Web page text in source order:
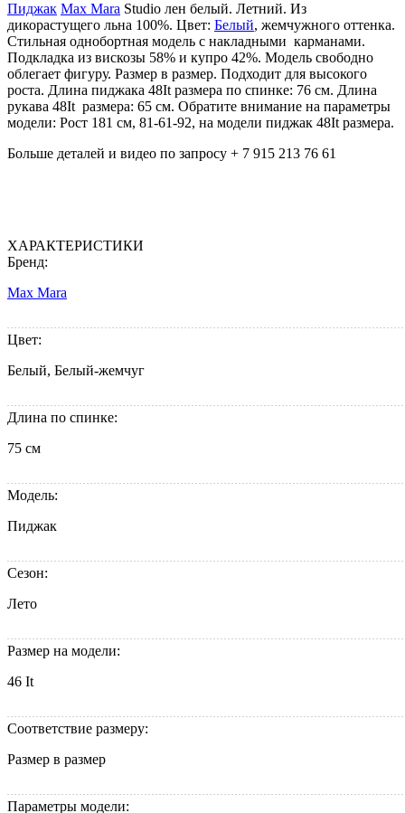
Пиджак Max Mara Studio лен белый. Летний. Из
дикорастущего льна 100%. Цвет: Белый, жемчужного оттенка.
Cтильная однобортная модель с накладными карманами.
Подкладка из вискозы 58% и купро 42%. Модель свободно
облегает фигуру. Размер в размер. Подходит для высокого
роста. Длина пиджака 48It размера по спинке: 76 см. Длина
рукава 48It размера: 65 см. Обратите внимание на параметры
модели: Рост 181 см, 81-61-92, на модели пиджак 48It размера.
Больше деталей и видео по запросу + 7 915 213 76 61
ХАРАКТЕРИСТИКИ
Бренд:
Max Mara
Цвет:
Белый, Белый-жемчуг
Длина по спинке:
75 см
Модель:
Пиджак
Сезон:
Лето
Размер на модели:
46 It
Соответствие размеру:
Размер в размер
Параметры модели: